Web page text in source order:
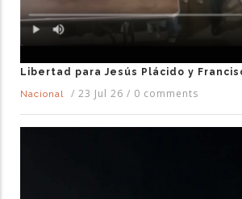
Libertad para Jesús Plácido y
Nacional
/ 23 Jul 26 / 0 comments